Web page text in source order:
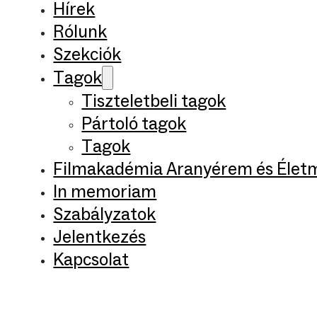
Hírek
Rólunk
Szekciók
Tagok
Tiszteletbeli tagok
Pártoló tagok
Tagok
Filmakadémia Aranyérem és
In memoriam
Szabályzatok
Jelentkezés
Kapcsolat